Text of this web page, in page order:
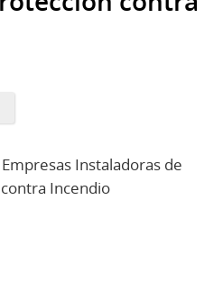
Instaladoras de
Incendio